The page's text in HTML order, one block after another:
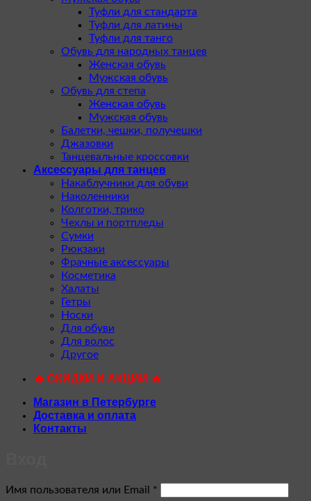
Туфли для стандарта
Туфли для латины
Туфли для танго
Обувь для народных танцев
Женская обувь
Мужская обувь
Обувь для степа
Женская обувь
Мужская обувь
Балетки, чешки, получешки
Джазовки
Танцевальные кроссовки
Аксессуары для танцев
Накаблучники для обуви
Наколенники
Колготки, трико
Чехлы и портпледы
Сумки
Рюкзаки
Фрачные аксессуары
Косметика
Халаты
Гетры
Носки
Для обуви
Для волос
Другое
🔥 СКИДКИ И АКЦИИ 🔥
Магазин в Петербурге
Доставка и оплата
Контакты
Имя пользователя или Email *